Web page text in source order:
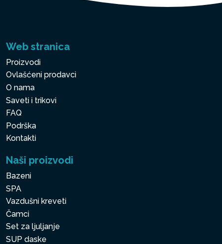
Web stranica
Proizvodi
Ovlašćeni prodavci
O nama
Saveti i trikovi
FAQ
Podrška
Kontakti
Naši proizvodi
Bazeni
SPA
Vazdušni kreveti
Čamci
Set za ljuljanje
SUP daske